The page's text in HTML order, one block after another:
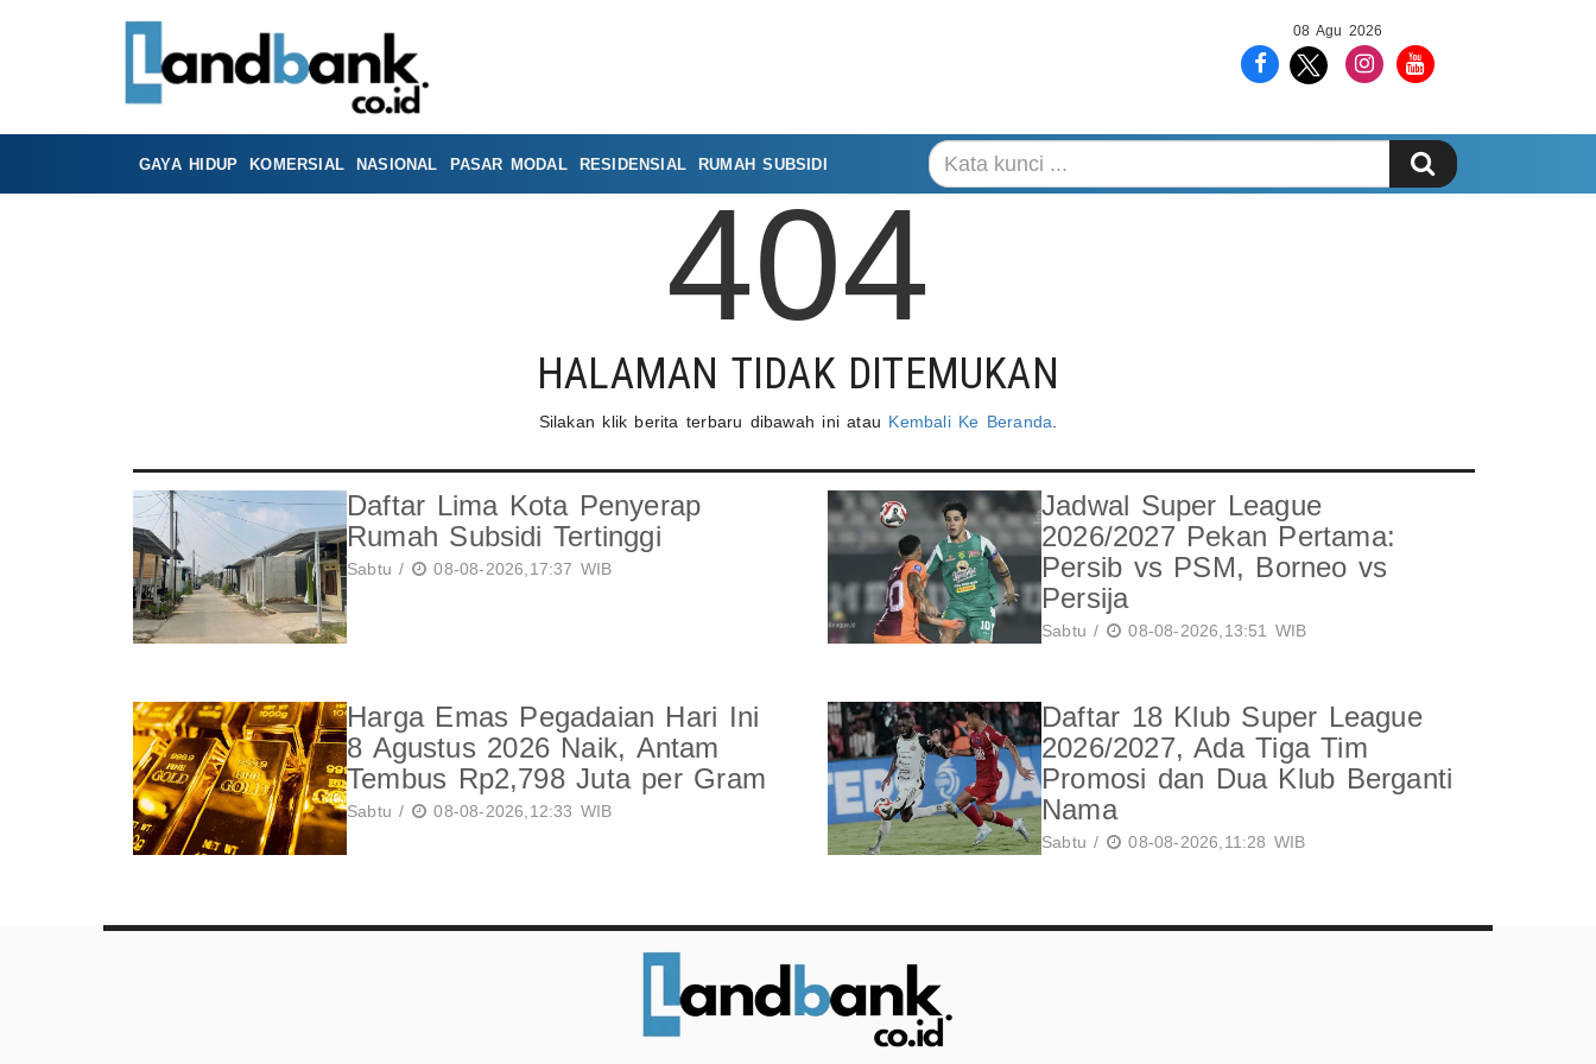
08 Agu 2026
GAYA HIDUP KOMERSIAL NASIONAL PASAR MODAL RESIDENSIAL RUMAH SUBSIDI
404
HALAMAN TIDAK DITEMUKAN
Silakan klik berita terbaru dibawah ini atau Kembali Ke Beranda
Daftar Lima Kota Penyerap
Rumah Subsidi Tertinggi
Sabtu / 08-08-2026,17:37 WIB
Jadwal Super League
2026/2027 Pekan Pertama:
Persib vs PSM, Borneo vs
Persija
Sabtu / 08-08-2026,13:51 WIB
Harga Emas Pegadaian Hari Ini
8 Agustus 2026 Naik, Antam
Tembus Rp2,798 Juta per Gram
Sabtu / 08-08-2026,12:33 WIB
Daftar 18 Klub Super League
2026/2027, Ada Tiga Tim
Promosi dan Dua Klub Berganti
Nama
Sabtu / 08-08-2026,11:28 WIB